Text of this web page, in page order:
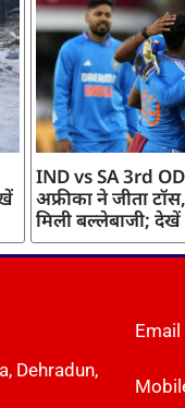
IND vs SA 3rd
अफ्रीका ने जीता
मिली बल्लेबाजी;
Dehradun,